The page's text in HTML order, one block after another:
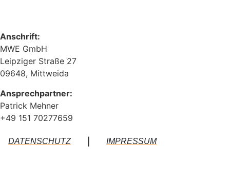
Anschrift:
MWE GmbH
Leipziger Straße 27
09648, Mittweida
Ansprechpartner:
Patrick Mehner
+49 151 70277659
DATENSCHUTZ IMPRESSUM